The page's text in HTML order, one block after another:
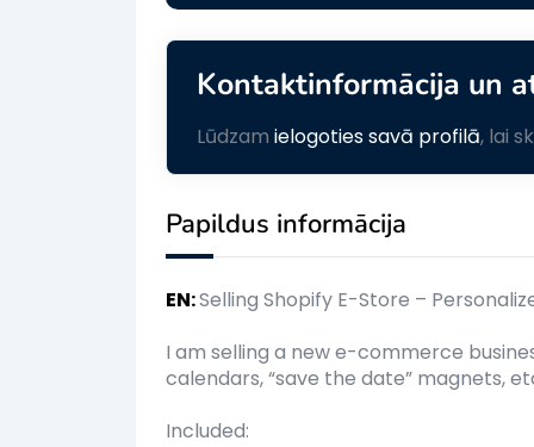
Kontaktinformācija un
Lūdzam ielogoties savā profilā, lai
Papildus informācija
EN:Selling Shopify E-Store –
I am selling a new e-commerce
calendars, “save the date” magnets,
Included: